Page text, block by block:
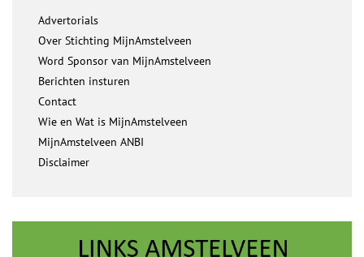
Advertorials
Over Stichting MijnAmstelveen
Word Sponsor van MijnAmstelveen
Berichten insturen
Contact
Wie en Wat is MijnAmstelveen
MijnAmstelveen ANBI
Disclaimer